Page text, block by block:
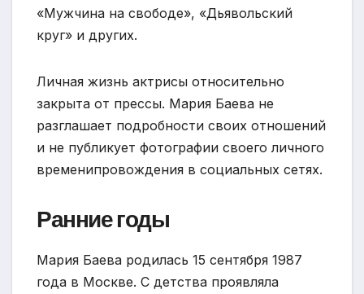
«Мужчина на свободе», «Дьявольский
круг» и других.
Личная жизнь актрисы относительно
закрыта от прессы. Мария Баева не
разглашает подробности своих отношений
и не публикует фотографии своего личного
временипровождения в социальных сетях.
Ранние годы
Мария Баева родилась 15 сентября 1987
года в Москве. С детства проявляла